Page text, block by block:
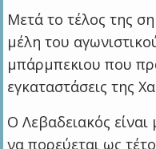
Μετά το τέλος της
μέλη του
μπάρμπεκιου που
εγκαταστάσεις της
Ο Λεβαδειακός είναι
να πορεύεται ως